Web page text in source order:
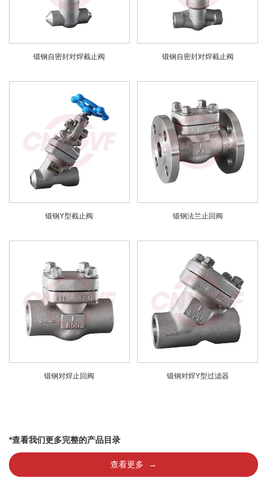
锻钢自密封对焊截止阀 锻钢自密封对焊截止阀
锻钢Y型截止阀 锻钢法兰止回阀
锻钢对焊止回阀 锻钢对焊Y型过滤器
*查看我们更多完整的产品目录
查看更多 →